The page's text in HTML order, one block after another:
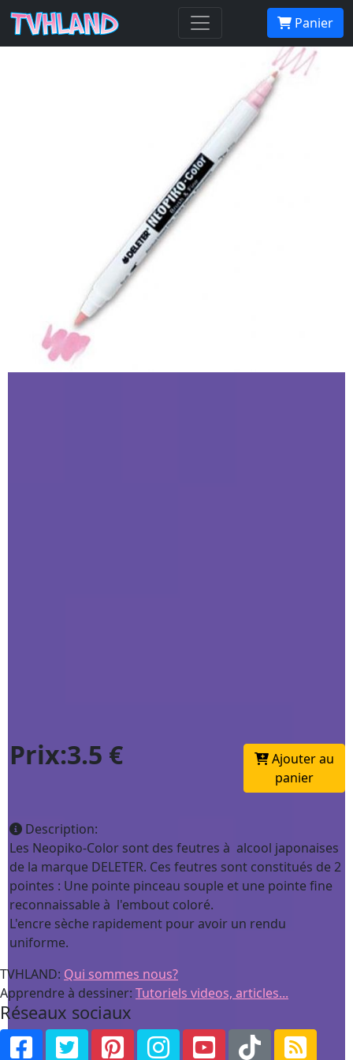
Panier
Neopiko-Color 297 Violet
Prix:3.5 €
Ajouter au
panier
Description:
Les Neopiko-Color sont des feutres à alcool japonaises
de la marque DELETER. Ces feutres sont constitués de 2
pointes : Une pointe pinceau souple et une pointe fine
reconnaissable à l'embout coloré.
L'encre sèche rapidement pour avoir un rendu
uniforme.
TVHLAND: Qui sommes nous?
Apprendre à dessiner: Tutoriels videos, articles...
Réseaux sociaux